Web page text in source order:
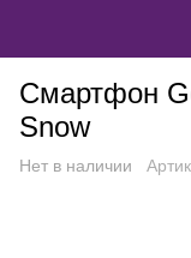
Смартфон
Snow
Нет в наличии